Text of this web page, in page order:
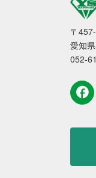
〒
愛知
052-